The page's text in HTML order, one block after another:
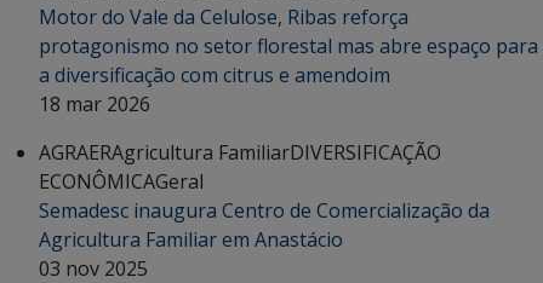
Motor do Vale da Celulose, Ribas reforça
protagonismo no setor florestal mas abre espaço para
a diversificação com citrus e amendoim
18 mar 2026
AGRAERAgricultura FamiliarDIVERSIFICAÇÃO
ECONÔMICAGeral
Semadesc inaugura Centro de Comercialização da
Agricultura Familiar em Anastácio
03 nov 2025